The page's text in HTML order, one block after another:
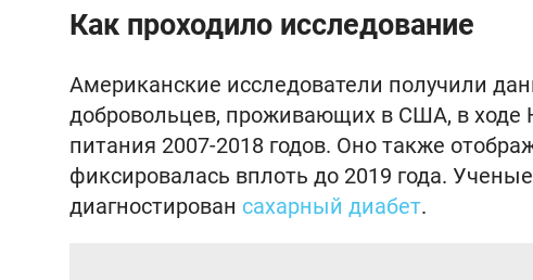
Как проходило исследование
Американские исследователи получили
добровольцев, проживающих в США, в ходе
питания 2007-2018 годов. Оно также
фиксировалась вплоть до 2019 года.
диагностирован сахарный диабет.